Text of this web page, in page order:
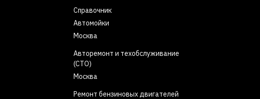
Справочник
Автомойки
Москва
Авторемонт и техобслуживание
(СТО)
Москва
Ремонт бензиновых двигателей